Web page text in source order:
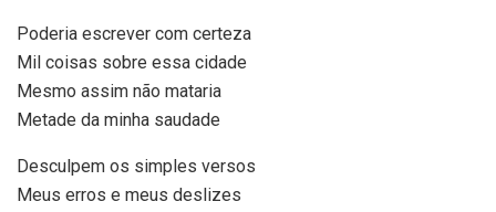
Poderia escrever com certeza
Mil coisas sobre essa cidade
Mesmo assim não mataria
Metade da minha saudade
Desculpem os simples versos
Meus erros e meus deslizes